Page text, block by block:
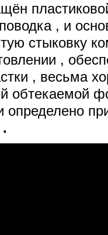
, и
стыковку
,
, весьма
обтекаемой
определено
.